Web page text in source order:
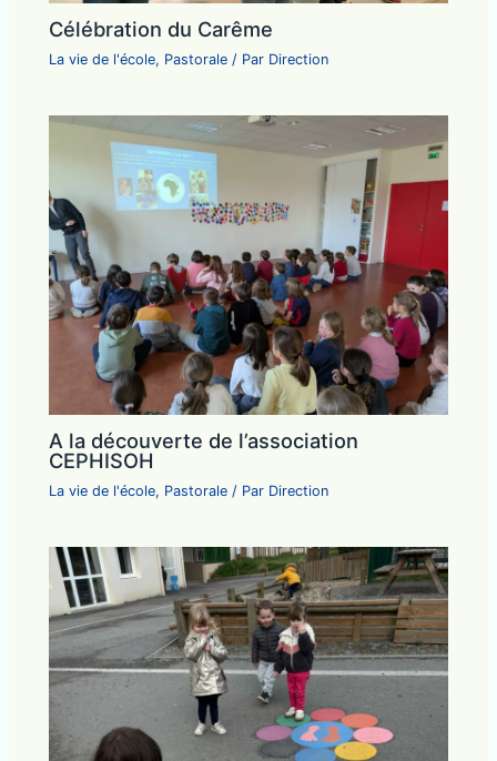
Célébration du Carême
La vie de l'école, Pastorale / Par Direction
A la découverte de l’association
CEPHISOH
La vie de l'école, Pastorale / Par Direction